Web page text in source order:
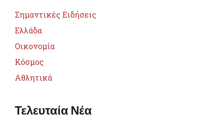
Σημαντικές Ειδήσεις
Ελλάδα
Οικονομία
Κόσμος
Αθλητικά
Τελευταία Νέα